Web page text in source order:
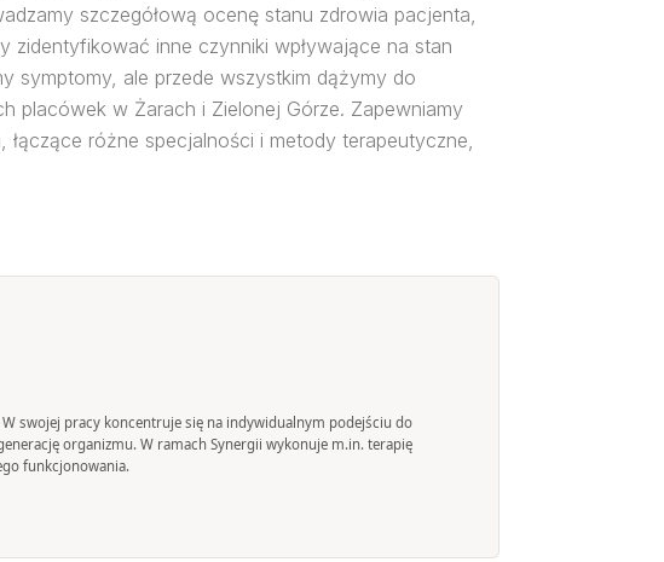
szczegółową ocenę stanu zdrowia pacjenta,
zidentyfikować inne czynniki wpływające na stan
symptomy, ale przede wszystkim dążymy do
placówek w Żarach i Zielonej Górze. Zapewniamy
różne specjalności i metody terapeutyczne,
swojej pracy koncentruje się na indywidualnym podejściu do
organizmu. W ramach Synergii wykonuje m.in. terapię
funkcjonowania.